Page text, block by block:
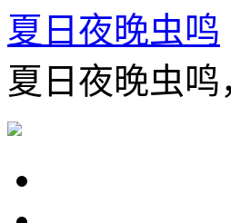
夏日夜晚虫鸣
夏日夜晚虫鸣